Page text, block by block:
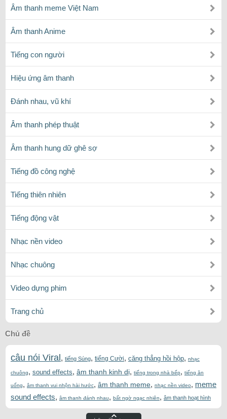
Âm thanh meme Việt Nam
Âm thanh Anime
Tiếng con người
Hiệu ứng âm thanh
Đánh nhau, vũ khí
Âm thanh phép thuật
Âm thanh hung dữ ghê sợ
Tiếng đồ công nghệ
Tiếng thiên nhiên
Tiếng động vật
Nhạc nền video
Nhạc chuông
Video dựng phim
Trang chủ
Chủ đề
câu nói Viral , tiếng Súng, tiếng Cười, căng thẳng hồi hộp, nhạc
chuông, sound effects, âm thanh kinh dị, tiếng trong nhà bếp, tiếng ăn
uống, âm thanh vui nhộn hài hước, âm thanh meme, nhạc nền video, meme
sound effects, âm thanh đánh nhau, bất ngờ ngạc nhiên, âm thanh hoạt hình